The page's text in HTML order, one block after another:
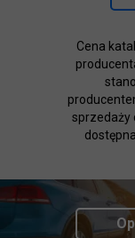
Cena
sprzedaży